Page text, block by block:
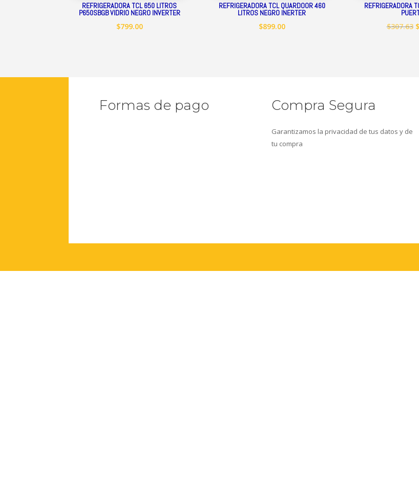
REFRIGERADORA TCL 650 LITROS
P650SBGB VIDRIO NEGRO INVERTER
$799.00
REFRIGERADORA TCL QUARDOOR 460
LITROS NEGRO INERTER
$899.00
REFRIGERADORA
$307.63 $
Formas de pago Compra Segura
Garantizamos la privacidad de tus datos y de
tu compra